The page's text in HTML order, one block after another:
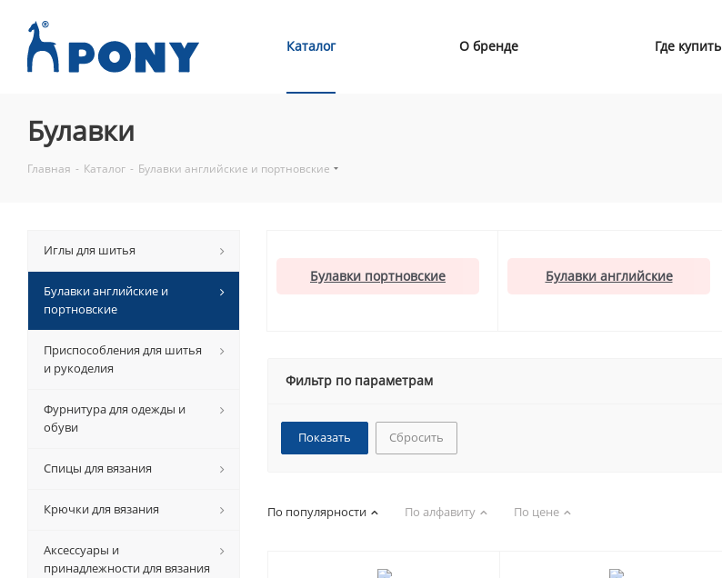
Каталог О бренде Где купить
Булавки
Главная - Каталог - Булавки английские и портновские
Булавки портновские Булавки английские
Фильтр по параметрам
Сбросить
По популярности По алфавиту По цене
Иглы для шитья
Булавки английские и
портновские
Приспособления для шитья
и рукоделия
Фурнитура для одежды и
обуви
Спицы для вязания
Крючки для вязания
Аксессуары и
принадлежности для вязания